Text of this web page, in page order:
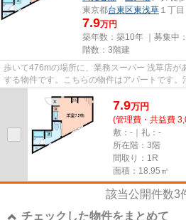
東京都台東区東浅草 １丁目
7.9万円
築年数：築10年 ｜募集中：
階数：3階建
歩いて476mの場所に、業務スーパー 浅草店が
する物件です。こちらの物件はアパートです
7.9万円
(管理費・共益費
敷：-｜礼：-
所在階：3階
間取り：1R
面積：18.95㎡
該当公開件数3
チェックした物件をまとめて